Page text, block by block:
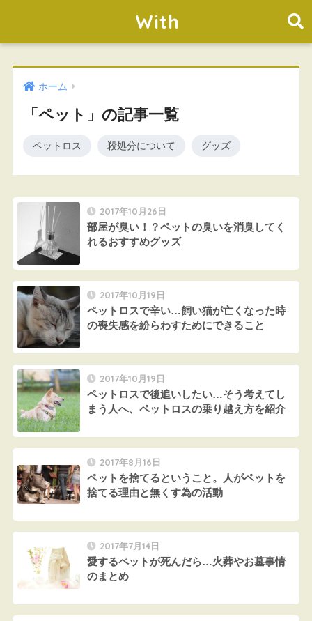
With
ホーム
「ペット」の記事一覧
ペットロス 殺処分について グッズ
2017年10月26日
部屋が臭い！？ペットの臭いを消臭してく
れるおすすめグッズ
2017年10月19日
ペットロスで辛い…飼い猫が亡くなった時
の喪失感を紛らわすためにできること
2017年10月19日
ペットロスで後追いしたい…そう考えてし
まう人へ、ペットロスの乗り越え方を紹介
2017年8月16日
ペットを捨てるということ。人がペットを
捨てる理由と無くす為の活動
2017年7月14日
愛するペットが死んだら…火葬やお墓事情
のまとめ